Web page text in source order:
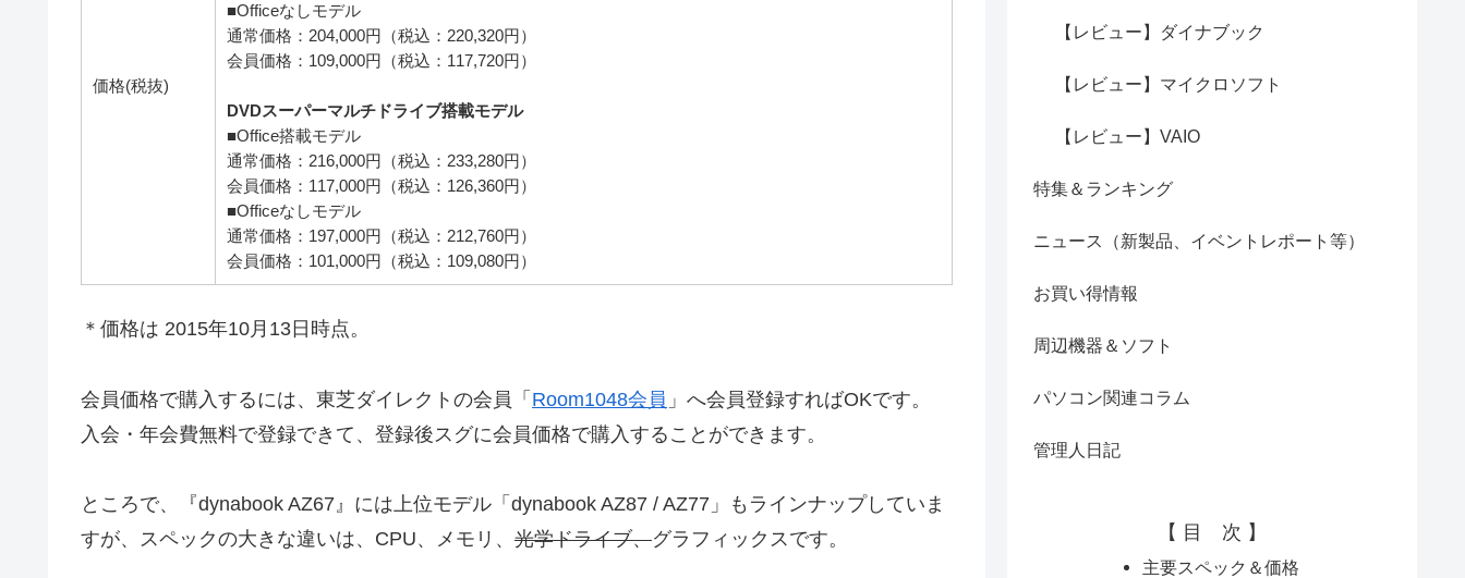
価格(税抜)
■Officeなしモデル
通常価格：204,000円（税込：220,320円）
会員価格：109,000円（税込：117,720円）
DVDスーパーマルチドライブ搭載モデル
■Office搭載モデル
通常価格：216,000円（税込：233,280円）
会員価格：117,000円（税込：126,360円）
■Officeなしモデル
通常価格：197,000円（税込：212,760円）
会員価格：101,000円（税込：109,080円）
＊価格は 2015年10月13日時点。
会員価格で購入するには、東芝ダイレクトの会員「 Room1048会員 」へ会員登録すればOKです。
入会・年会費無料で登録できて、登録後スグに会員価格で購入することができます。
ところで、『dynabook AZ67』には上位モデル「dynabook AZ87 / AZ77」もラインナップしていま
すが、スペックの大きな違いは、CPU、メモリ、 光学ドライブ、グラフィックスです。
【レビュー】ダイナブック
【レビュー】マイクロソフト
【レビュー】VAIO
特集＆ランキング
ニュース（新製品、イベントレポート等）
お買い得情報
周辺機器＆ソフト
パソコン関連コラム
管理人日記
【 目 次 】
主要スペック＆価格